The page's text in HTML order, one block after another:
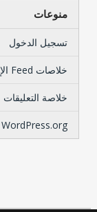
منوعات
تسجيل الدخول
خلاصات Feed الإدخالات
خلاصة التعليقات
WordPress.org